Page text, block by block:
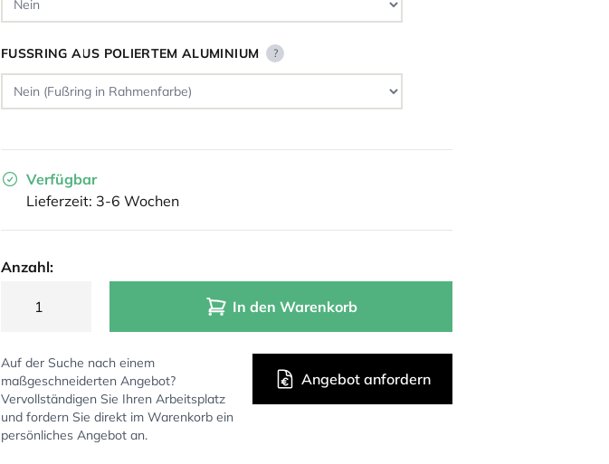
FUSSRING AUS POLIERTEM ALUMINIUM ?
Verfügbar
Lieferzeit: 3-6 Wochen
Anzahl:
In den Warenkorb
Auf der Suche nach einem
maßgeschneiderten Angebot?
Vervollständigen Sie Ihren Arbeitsplatz
und fordern Sie direkt im Warenkorb ein
persönliches Angebot an.
Angebot anfordern